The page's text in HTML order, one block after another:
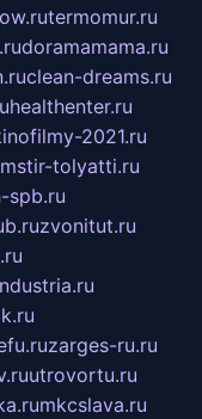
termomur.ru
doramamama.ru
clean-dreams.ru
healthenter.ru
2021.ru
tolyatti.ru
spb.ru
zvonitut.ru
zarges-ru.ru
utrovortu.ru
mkcslava.ru